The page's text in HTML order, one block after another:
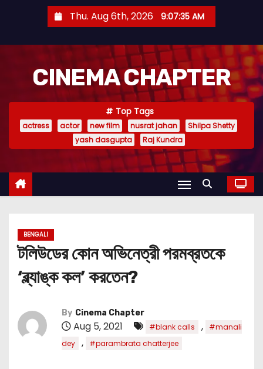
e
Thu. Aug 6th, 2026 9:07:36 AM
CINEMA CHAPTER
Top Tags
actress actor new film nusrat jahan
Shilpa Shetty
yash dasgupta
Raj Kundra
BENGALI
টলিউডের কোন অভিনেত্রী পরমব্রতকে
‘ব্ল্যাঙ্ক কল’ করতেন?
By Cinema Chapter
Aug 5, 2021 #blank calls ,
#manali
dey
, #parambrata chatterjee